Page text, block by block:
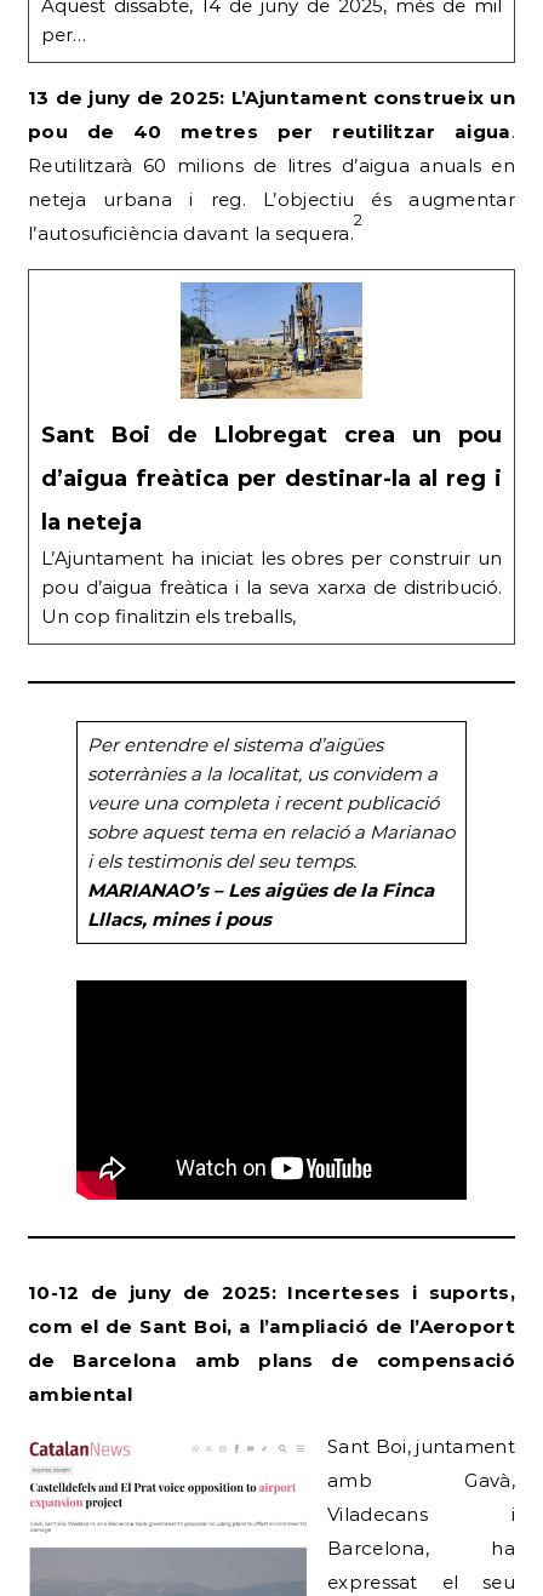
Aquest dissabte, 14 de juny de 2025, més de mil
per…
13 de juny de 2025: L’Ajuntament construeix un
pou de 40 metres per reutilitzar aigua.
Reutilitzarà 60 milions de litres d’aigua anuals en
neteja urbana i reg. L’objectiu és augmentar
l’autosuficiència davant la sequera.
2
Sant Boi de Llobregat crea un pou
d’aigua freàtica per destinar-la al reg i
la neteja
L’Ajuntament ha iniciat les obres per construir un
pou d’aigua freàtica i la seva xarxa de distribució.
Un cop finalitzin els treballs,
Per entendre el sistema d’aigües
soterrànies a la localitat, us convidem a
veure una completa i recent publicació
sobre aquest tema en relació a Marianao
i els testimonis del seu temps.
MARIANAO’s – Les aigües de la Finca
Lllacs, mines i pous
10-12 de juny de 2025: Incerteses i suports,
com el de Sant Boi, a l’ampliació de l’Aeroport
de Barcelona amb plans de compensació
ambiental
Sant Boi, juntament
amb Gavà,
Viladecans i
Barcelona, ha
expressat el seu